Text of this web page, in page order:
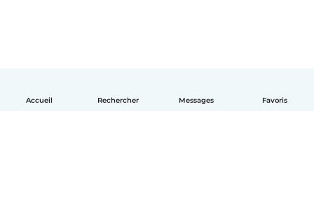
Accueil Rechercher Messages Favoris